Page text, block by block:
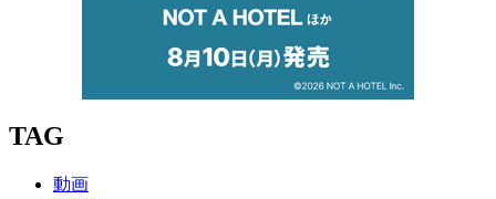
TAG
動画